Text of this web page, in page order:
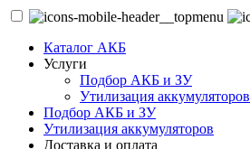
Каталог АКБ
Услуги
Подбор АКБ и ЗУ
Утилизация аккумуляторов
Подбор АКБ и ЗУ
Утилизация аккумуляторов
Доставка и оплата